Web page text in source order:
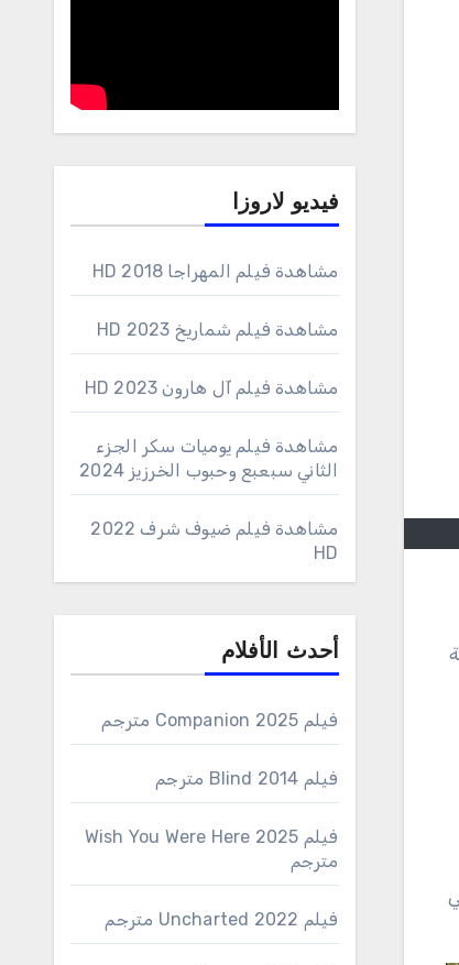
فيديو لاروزا
مشاهدة فيلم المهراجا 2018 HD
مشاهدة فيلم شماريخ 2023 HD
مشاهدة فيلم آل هارون 2023 HD
مشاهدة فيلم يوميات سكر الجزء
الثاني سبعبع وحبوب الخرزيز 2024
مشاهدة فيلم ضيوف شرف 2022
HD
أحدث الأفلام
فيلم Companion 2025 مترجم
فيلم Blind 2014 مترجم
فيلم Wish You Were Here 2025
مترجم
فيلم Uncharted 2022 مترجم